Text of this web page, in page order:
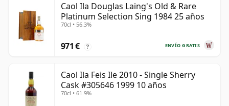
Caol Ila Douglas Laing's Old & Rare
Platinum Selection Sing 1984 25 años
70cl • 56.3%
ENVÍO GRATIS
971 € ?
Caol Ila Feis Ile 2010 - Single Sherry
Cask #305646 1999 10 años
70cl • 61.9%